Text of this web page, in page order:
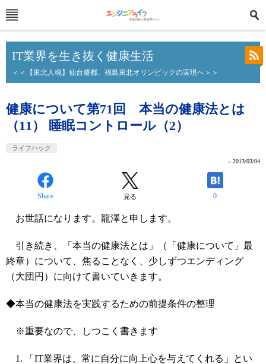
IT業界を生き抜く健康生活
＜＜【東北人魂】仙台遷都、福島東北オリンピックの実現へ＞＞
健康について第71回 本当の健康法とは
（11） 睡眠コントロール（2）
ライフハック
» 2013/03/04
Share 見る 0
お世話になります。龍澤と申します。
引き続き、「本当の健康法とは」（「健康について」最
終章）について、焦ることなく、少しずつエンディング
（大団円）に向けて書いていきます。
◆本当の健康法を実践するための前提条件の整理
※重要なので、しつこく書きます
「IT業界は、常に自分に向上心を与えてくれる」とい